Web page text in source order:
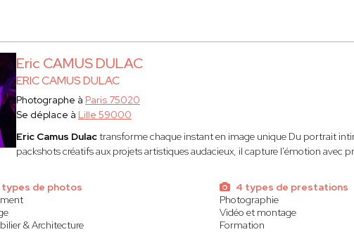
Eric CAMUS DULAC
ERIC CAMUS DULAC
Photographe à Paris 75020
Se déplace à Lille 59000
Eric Camus Dulactransforme chaque instant en image unique Du portrait
packshots créatifs aux projets artistiques audacieux, il capture l'émotion avec
types de photos
& Architecture
4 types de prestations
Photographie
Vidéo et montage
Formation